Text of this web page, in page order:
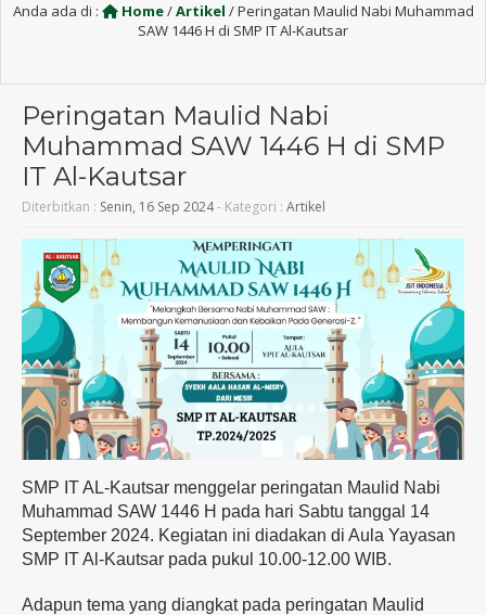
Anda ada di : Home/Artikel /Peringatan Maulid Nabi Muhammad
SAW 1446 H di SMP IT Al-Kautsar
Peringatan Maulid Nabi
Muhammad SAW 1446 H di SMP
IT Al-Kautsar
Diterbitkan : Senin, 16 Sep 2024- Kategori : Artikel
SMP IT AL-Kautsar menggelar peringatan Maulid Nabi
Muhammad SAW 1446 H pada hari Sabtu tanggal 14
September 2024. Kegiatan ini diadakan di Aula Yayasan
SMP IT Al-Kautsar pada pukul 10.00-12.00 WIB.
Adapun tema yang diangkat pada peringatan Maulid